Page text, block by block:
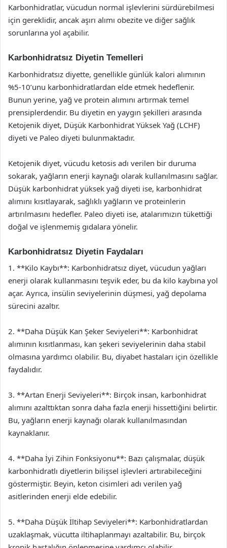
Karbonhidratlar, vücudun normal işlevlerini sürdürebilmesi
için gereklidir, ancak aşırı alımı obezite ve diğer sağlık
sorunlarına yol açabilir.
Karbonhidratsız Diyetin Temelleri
Karbonhidratsız diyette, genellikle günlük kalori alımının
%5-10’unu karbonhidratlardan elde etmek hedeflenir.
Bunun yerine, yağ ve protein alımını artırmak temel
prensiplerdendir. Bu diyetin en yaygın şekilleri arasında
Ketojenik diyet, Düşük Karbonhidrat Yüksek Yağ (LCHF)
diyeti ve Paleo diyeti bulunmaktadır.
Ketojenik diyet, vücudu ketosis adı verilen bir duruma
sokarak, yağların enerji kaynağı olarak kullanılmasını sağlar.
Düşük karbonhidrat yüksek yağ diyeti ise, karbonhidrat
alımını kısıtlayarak, sağlıklı yağların ve proteinlerin
artırılmasını hedefler. Paleo diyeti ise, atalarımızın tükettiği
doğal ve işlenmemiş gıdalara yönelir.
Karbonhidratsız Diyetin Faydaları
1. **Kilo Kaybı**: Karbonhidratsız diyet, vücudun yağları
enerji olarak kullanmasını teşvik eder, bu da kilo kaybına yol
açar. Ayrıca, insülin seviyelerinin düşmesi, yağ depolama
sürecini azaltır.
2. **Daha Düşük Kan Şeker Seviyeleri**: Karbonhidrat
alımının kısıtlanması, kan şekeri seviyelerinin daha stabil
olmasına yardımcı olabilir. Bu, diyabet hastaları için özellikle
faydalıdır.
3. **Artan Enerji Seviyeleri**: Birçok insan, karbonhidrat
alımını azalttıktan sonra daha fazla enerji hissettiğini belirtir.
Bu, yağların enerji kaynağı olarak kullanılmasından
kaynaklanır.
4. **Daha İyi Zihin Fonksiyonu**: Bazı çalışmalar, düşük
karbonhidratlı diyetlerin bilişsel işlevleri artırabileceğini
göstermiştir. Beyin, keton cisimleri adı verilen yağ
asitlerinden enerji elde edebilir.
5. **Daha Düşük İltihap Seviyeleri**: Karbonhidratlardan
uzaklaşmak, vücutta iltihaplanmayı azaltabilir. Bu, birçok